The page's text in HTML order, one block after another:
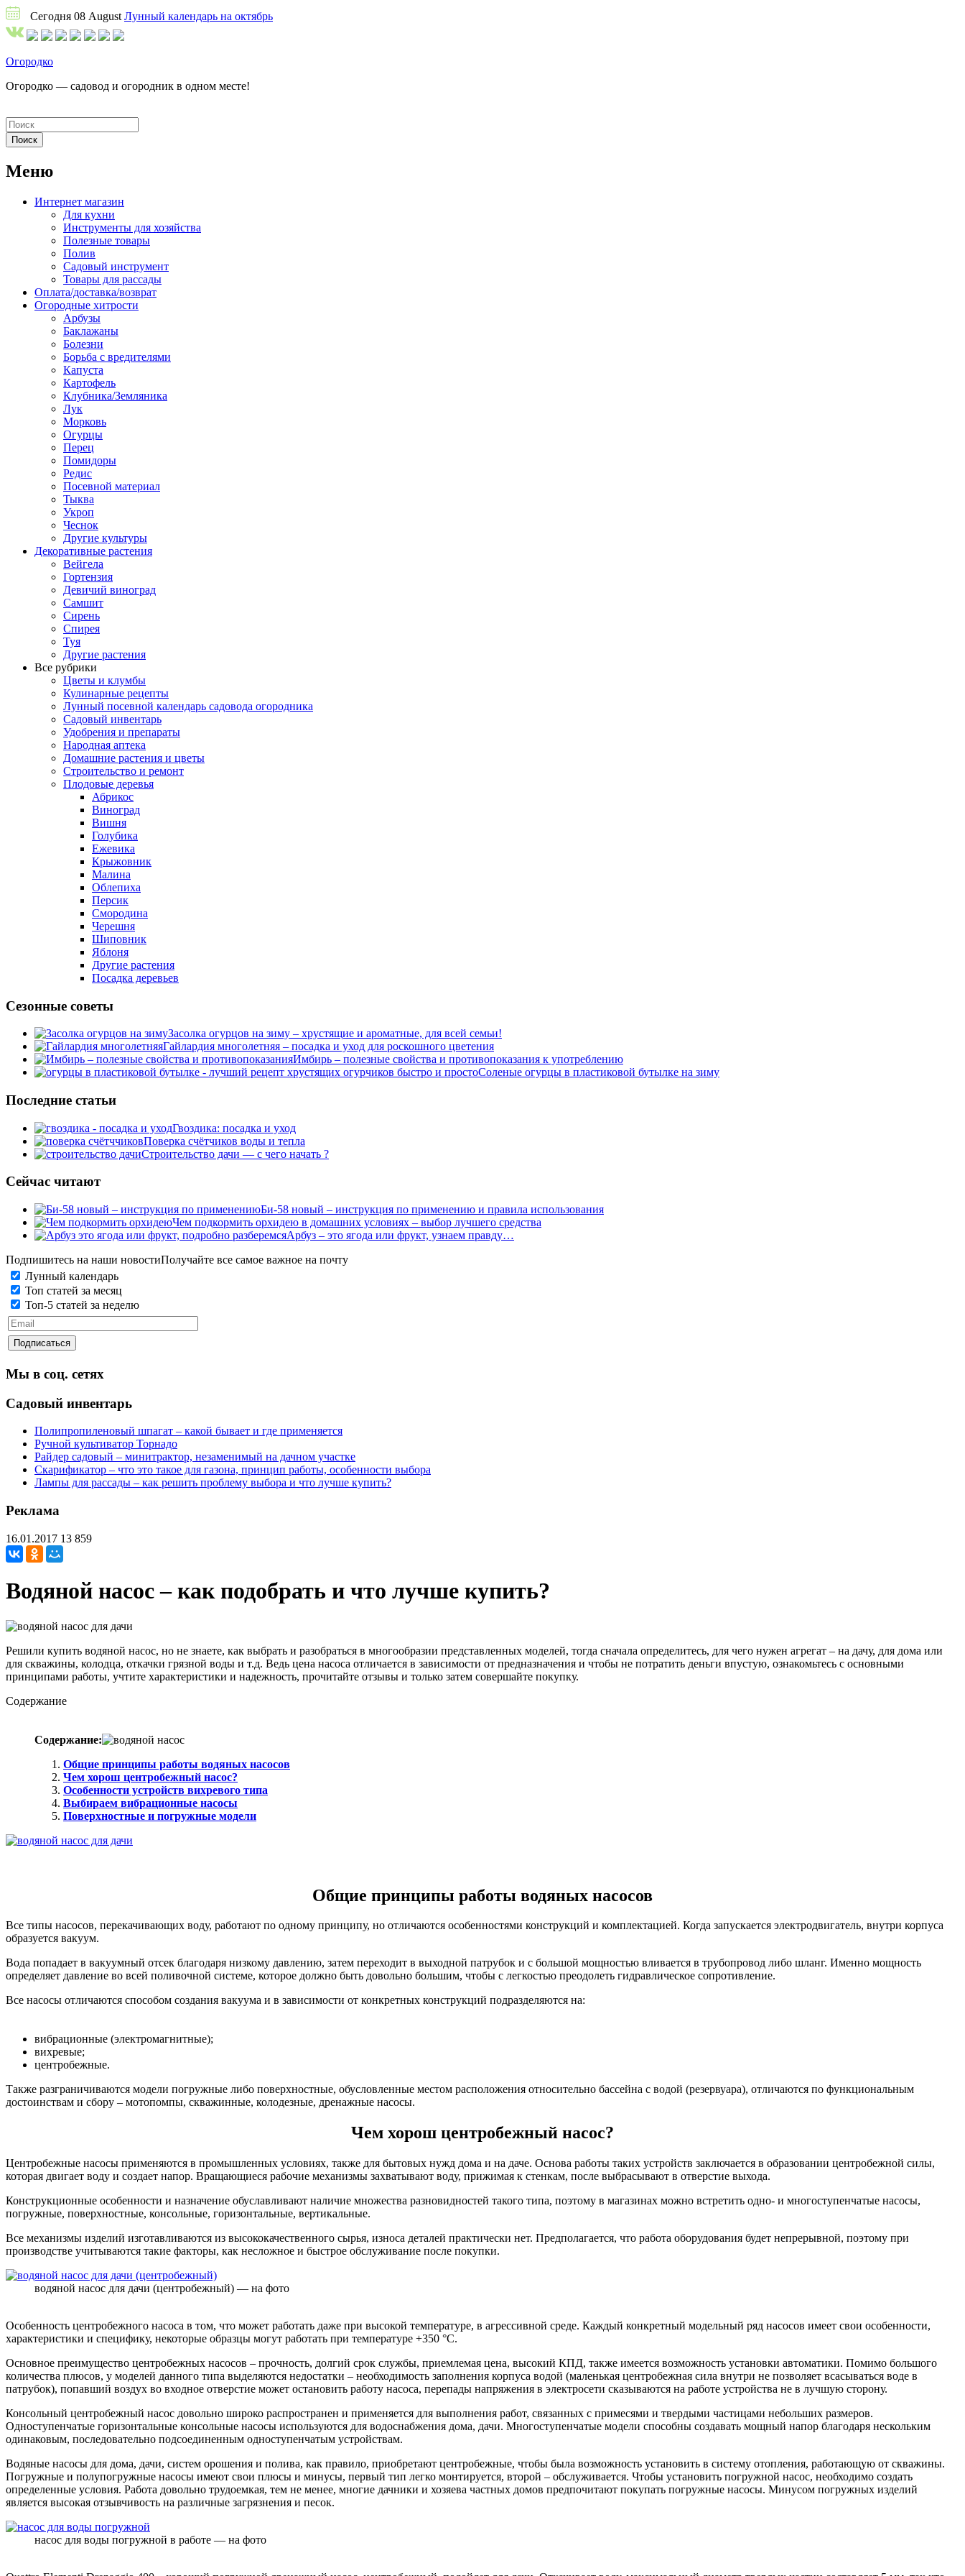
Сегодня 08 August Лунный календарь на октябрь
Огородко
Огородко — садовод и огородник в одном месте!
Меню
Интернет магазин
Для кухни
Инструменты для хозяйства
Полезные товары
Полив
Садовый инструмент
Товары для рассады
Оплата/доставка/возврат
Огородные хитрости
Арбузы
Баклажаны
Болезни
Борьба с вредителями
Капуста
Картофель
Клубника/Земляника
Лук
Морковь
Огурцы
Перец
Помидоры
Редис
Посевной материал
Тыква
Укроп
Чеснок
Другие культуры
Декоративные растения
Вейгела
Гортензия
Девичий виноград
Самшит
Сирень
Спирея
Туя
Другие растения
Все рубрики
Цветы и клумбы
Кулинарные рецепты
Лунный посевной календарь садовода огородника
Садовый инвентарь
Удобрения и препараты
Народная аптека
Домашние растения и цветы
Строительство и ремонт
Плодовые деревья
Абрикос
Виноград
Вишня
Голубика
Ежевика
Крыжовник
Малина
Облепиха
Персик
Смородина
Черешня
Шиповник
Яблоня
Другие растения
Посадка деревьев
Сезонные советы
Засолка огурцов на зиму – хрустящие и ароматные, для всей семьи!
Гайлардия многолетняя – посадка и уход для роскошного цветения
Имбирь – полезные свойства и противопоказания к употреблению
Соленые огурцы в пластиковой бутылке на зиму
Последние статьи
Гвоздика: посадка и уход
Поверка счётчиков воды и тепла
Строительство дачи — с чего начать ?
Сейчас читают
Би-58 новый – инструкция по применению и правила использования
Чем подкормить орхидею в домашних условиях – выбор лучшего средства
Арбуз – это ягода или фрукт, узнаем правду…
Подпишитесь на наши новостиПолучайте все самое важное на почту
Лунный календарь
Топ статей за месяц
Топ-5 статей за неделю
Мы в соц. сетях
Садовый инвентарь
Полипропиленовый шпагат – какой бывает и где применяется
Ручной культиватор Торнадо
Райдер садовый – минитрактор, незаменимый на дачном участке
Скарификатор – что это такое для газона, принцип работы, особенности выбора
Лампы для рассады – как решить проблему выбора и что лучше купить?
Реклама
16.01.2017 13 859
Водяной насос – как подобрать и что лучше купить?
Решили купить водяной насос, но не знаете, как выбрать и разобраться в многообразии представленных моделей, тогда сначала определитесь, для чего нужен агрегат – на дачу, для дома или
для скважины, колодца, откачки грязной воды и т.д. Ведь цена насоса отличается в зависимости от предназначения и чтобы не потратить деньги впустую, ознакомьтесь с основными
принципами работы, учтите характеристики и надежность, прочитайте отзывы и только затем совершайте покупку.
Содержание
Содержание:
Общие принципы работы водяных насосов
Чем хорош центробежный насос?
Особенности устройств вихревого типа
Выбираем вибрационные насосы
Поверхностные и погружные модели
Общие принципы работы водяных насосов
Все типы насосов, перекачивающих воду, работают по одному принципу, но отличаются особенностями конструкций и комплектацией. Когда запускается электродвигатель, внутри корпуса
образуется вакуум.
Вода попадает в вакуумный отсек благодаря низкому давлению, затем переходит в выходной патрубок и с большой мощностью вливается в трубопровод либо шланг. Именно мощность
определяет давление во всей поливочной системе, которое должно быть довольно большим, чтобы с легкостью преодолеть гидравлическое сопротивление.
Все насосы отличаются способом создания вакуума и в зависимости от конкретных конструкций подразделяются на:
вибрационные (электромагнитные);
вихревые;
центробежные.
Также разграничиваются модели погружные либо поверхностные, обусловленные местом расположения относительно бассейна с водой (резервуара), отличаются по функциональным
достоинствам и сбору – мотопомпы, скважинные, колодезные, дренажные насосы.
Чем хорош центробежный насос?
Центробежные насосы применяются в промышленных условиях, также для бытовых нужд дома и на даче. Основа работы таких устройств заключается в образовании центробежной силы,
которая двигает воду и создает напор. Вращающиеся рабочие механизмы захватывают воду, прижимая к стенкам, после выбрасывают в отверстие выхода.
Конструкционные особенности и назначение обуславливают наличие множества разновидностей такого типа, поэтому в магазинах можно встретить одно- и многоступенчатые насосы,
погружные, поверхностные, консольные, горизонтальные, вертикальные.
Все механизмы изделий изготавливаются из высококачественного сырья, износа деталей практически нет. Предполагается, что работа оборудования будет непрерывной, поэтому при
производстве учитываются такие факторы, как несложное и быстрое обслуживание после покупки.
водяной насос для дачи (центробежный) — на фото
Особенность центробежного насоса в том, что может работать даже при высокой температуре, в агрессивной среде. Каждый конкретный модельный ряд насосов имеет свои особенности,
характеристики и специфику, некоторые образцы могут работать при температуре +350 °С.
Основное преимущество центробежных насосов – прочность, долгий срок службы, приемлемая цена, высокий КПД, также имеется возможность установки автоматики. Помимо большого
количества плюсов, у моделей данного типа выделяются недостатки – необходимость заполнения корпуса водой (маленькая центробежная сила внутри не позволяет всасываться воде в
патрубок), попавший воздух во входное отверстие может остановить работу насоса, перепады напряжения в электросети сказываются на работе устройства не в лучшую сторону.
Консольный центробежный насос довольно широко распространен и применяется для выполнения работ, связанных с примесями и твердыми частицами небольших размеров.
Одноступенчатые горизонтальные консольные насосы используются для водоснабжения дома, дачи. Многоступенчатые модели способны создавать мощный напор благодаря нескольким
одинаковым, последовательно подсоединенным одноступенчатым устройствам.
Водяные насосы для дома, дачи, систем орошения и полива, как правило, приобретают центробежные, чтобы была возможность установить в систему отопления, работающую от скважины.
Погружные и полупогружные насосы имеют свои плюсы и минусы, первый тип легко монтируется, второй – обслуживается. Чтобы установить погружной насос, необходимо создать
определенные условия. Работа довольно трудоемкая, тем не менее, многие дачники и хозяева частных домов предпочитают покупать погружные насосы. Минусом погружных изделий
является высокая отзывчивость на различные загрязнения и песок.
насос для воды погружной в работе — на фото